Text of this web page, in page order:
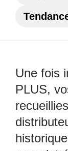
Une fois
PLUS,